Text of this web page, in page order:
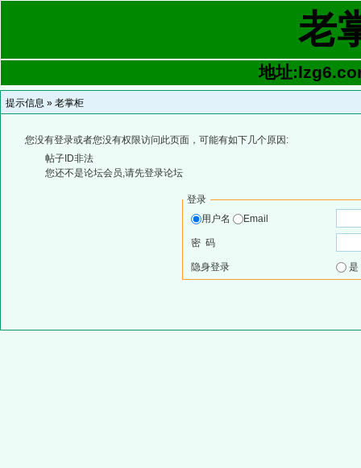
老
地址
提示信息 » 老掌柜
您没有登录或者您没有权限访问此页面，可能有如下几个原因:
帖子ID非法
您还不是论坛会员,请先登录论坛
登录
用户名
Email
密 码
隐身登录